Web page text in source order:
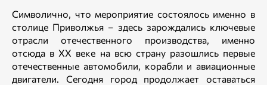
Символично, что мероприятие состоялось именно в
столице Приволжья – здесь зарождались ключевые
отрасли отечественного производства, именно
отсюда в XX веке на всю страну разошлись первые
отечественные автомобили, корабли и авиационные
двигатели. Сегодня город продолжает оставаться